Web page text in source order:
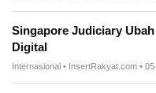
Singapore Judiciary
Digital
Internasional • InsertRakyat.com •